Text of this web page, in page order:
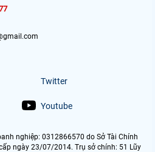
Twitter
Youtube
nghiệp: 0312866570 do Sở Tài Chính
ngày 23/07/2014. Trụ sở chính: 51 Lũy